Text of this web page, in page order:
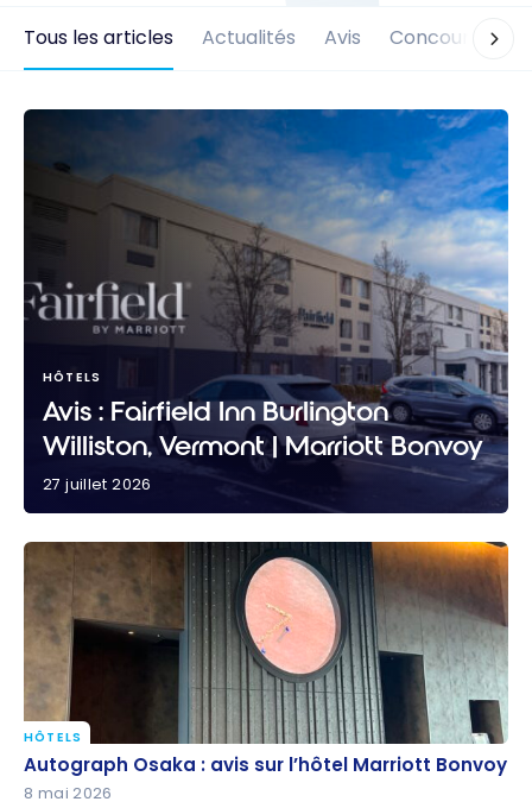
Tous les articles Actualités Avis Concours
Marriott Bonvoy
HÔTELS
Avis : Fairfield Inn Burlington
Williston, Vermont | Marriott Bonvoy
27 juillet 2026
Autograph Osaka : avis sur l’hôtel Marriott Bonvoy
HÔTELS
Autograph Osaka : avis sur l’hôtel Marriott Bonvoy
8 mai 2026